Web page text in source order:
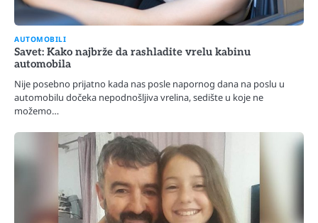
AUTOMOBILI
Savet: Kako najbrže da rashladite vrelu kabinu
automobila
Nije posebno prijatno kada nas posle napornog dana na poslu u
automobilu dočeka nepodnošljiva vrelina, sedište u koje ne
možemo…